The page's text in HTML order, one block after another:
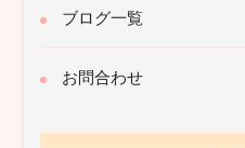
ブログ一覧
お問合わせ